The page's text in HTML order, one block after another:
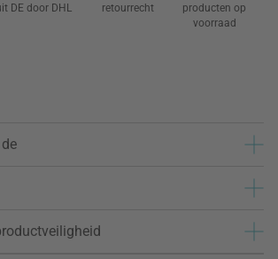
DE door DHL
retourrecht
producten op
voorraad